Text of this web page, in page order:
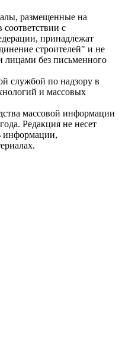
размещенные на
соответствии с
принадлежат
строителей" и не
лицами без письменного
службой по надзору в
и массовых
массовой информации
Редакция не несет
информации,